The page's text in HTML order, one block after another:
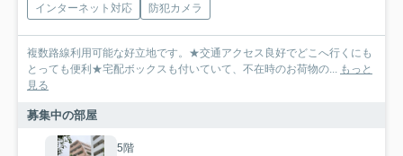
インターネット対応
防犯カメラ
複数路線利用可能な好立地です。★交通アクセス良好でどこへ行くにも
とっても便利★宅配ボックスも付いていて、不在時のお荷物の... もっと
見る
募集中の部屋
5階